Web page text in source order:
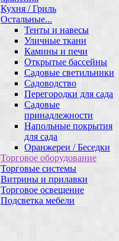
Кухня / Гриль
Остальные...
Тенты и навесы
Уличные ткани
Камины и печи
Открытые бассейны
Садовые светильники
Садоводство
Перегородки для сада
Садовые
принадлежности
Напольные покрытия
для сада
Оранжереи / Беседки
Торговое оборудование
Торговые системы
Витрины и прилавки
Торговое освещение
Подсветка мебели